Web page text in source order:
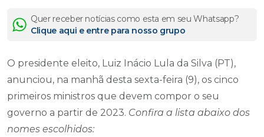
Quer receber notícias como esta em seu Whatsapp?
Clique aqui e entre para nosso grupo
O presidente eleito, Luiz Inácio Lula da Silva (PT),
anunciou, na manhã desta sexta-feira (9), os cinco
primeiros ministros que devem compor o seu
governo a partir de 2023. Confira a lista abaixo dos
nomes escolhidos: